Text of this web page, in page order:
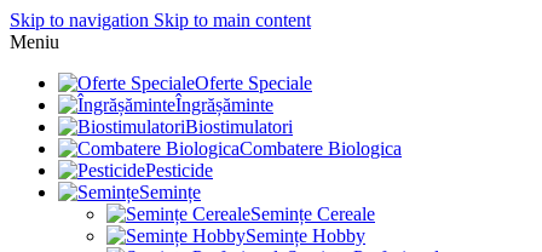
Skip to navigation Skip to main content
Meniu
Oferte Speciale
Îngrășăminte
Biostimulatori
Combatere Biologica
Pesticide
Semințe
Semințe Cereale
Semințe Hobby